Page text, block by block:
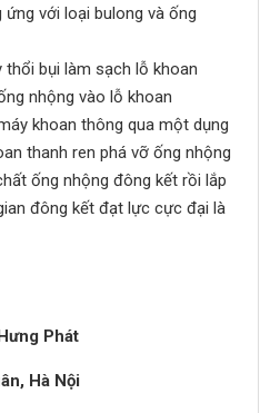
với loại bulong và ống
bụi làm sạch lỗ khoan
nhộng vào lỗ khoan
khoan thông qua một dụng
thanh ren phá vỡ ống nhộng
ống nhộng đông kết rồi lắp
đông kết đạt lực cực đại là
Phát
Hà Nội